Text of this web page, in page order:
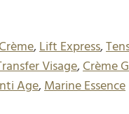
,Lift Express,
Visage,Crème
Age,Marine Essence